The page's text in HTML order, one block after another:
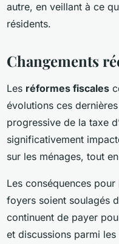
autre, en veillant à ce
résidents.
Changements
Les réformes fiscales
évolutions ces
progressive de la taxe
significativement
sur les ménages, tout
Les conséquences pour
foyers soient soulagés
continuent de payer
et discussions parmi